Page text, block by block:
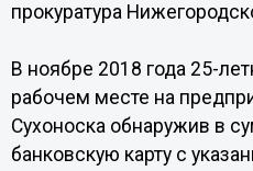
прокуратура
В ноябре 2018 года 25-
рабочем месте на
Сухоноска обнаружив в
банковскую карту с